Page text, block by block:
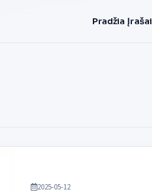
Pradžia Įrašai
2025-05-12